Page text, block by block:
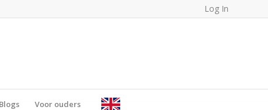
Log In
Blogs Voor ouders